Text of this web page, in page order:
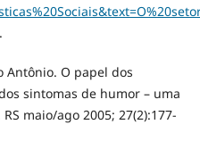
Antônio. O papel dos
sintomas de humor – uma
maio/ago 2005; 27(2):177-